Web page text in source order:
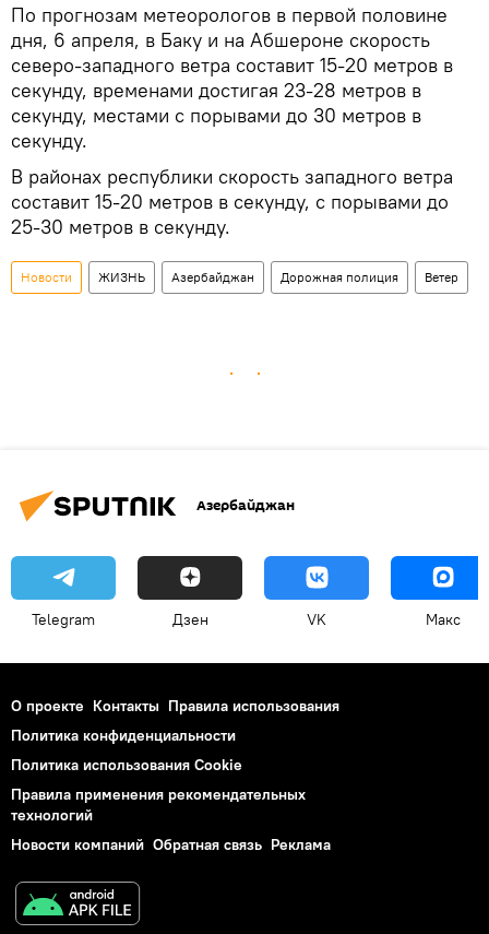
По прогнозам метеорологов в первой половине
дня, 6 апреля, в Баку и на Абшероне скорость
северо-западного ветра составит 15-20 метров в
секунду, временами достигая 23-28 метров в
секунду, местами с порывами до 30 метров в
секунду.
В районах республики скорость западного ветра
составит 15-20 метров в секунду, с порывами до
25-30 метров в секунду.
Новости ЖИЗНЬ Азербайджан Дорожная полиция Ветер
Азербайджан
Telegram Дзен VK Макс
О проекте Контакты Правила использования
Политика конфиденциальности
Политика использования Cookie
Правила применения рекомендательных
технологий
Новости компаний Обратная связь Реклама